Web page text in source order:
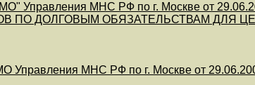
Управления МНС РФ по г. Москве от
ПО ДОЛГОВЫМ ОБЯЗАТЕЛЬСТВАМ ДЛЯ
Управления МНС РФ по г. Москве от